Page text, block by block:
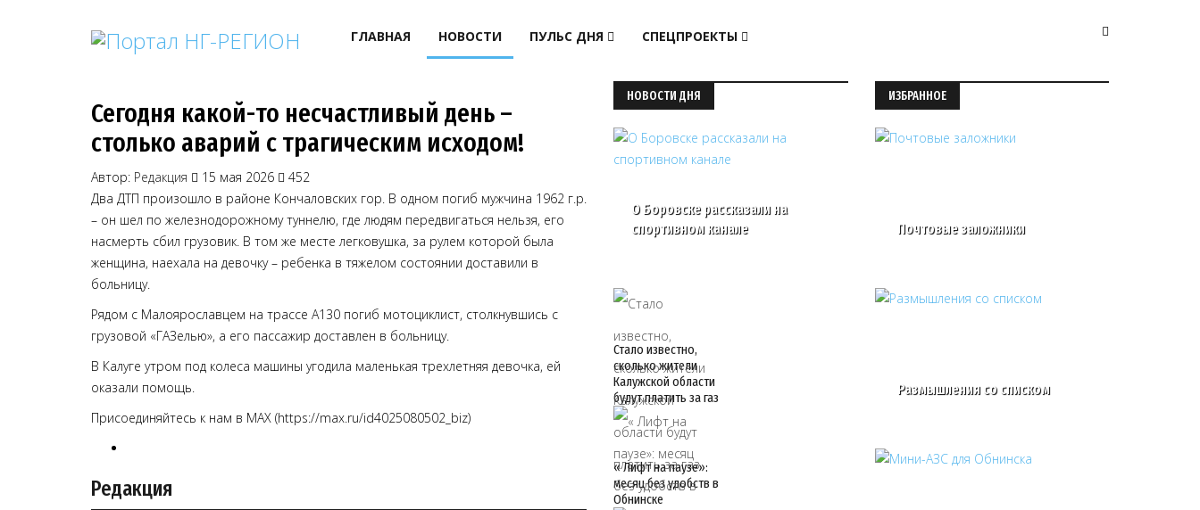
ГЛАВНАЯ НОВОСТИ ПУЛЬС ДНЯ СПЕЦПРОЕКТЫ
Сегодня какой-то несчастливый день –
столько аварий с трагическим исходом!
Автор: Редакция 15 мая 2026
452
Два ДТП произошло в районе Кончаловских гор. В одном погиб мужчина 1962 г.р.
– он шел по железнодорожному туннелю, где людям передвигаться нельзя, его
насмерть сбил грузовик. В том же месте легковушка, за рулем которой была
женщина, наехала на девочку – ребенка в тяжелом состоянии доставили в
больницу.
Рядом с Малоярославцем на трассе А130 погиб мотоциклист, столкнувшись с
грузовой «ГАЗелью», а его пассажир доставлен в больницу.
В Калуге утром под колеса машины угодила маленькая трехлетняя девочка, ей
оказали помощь.
Присоединяйтесь к нам в MAX (https://max.ru/id4025080502_biz)
Редакция
НОВОСТИ ДНЯ
О Боровске рассказали на
спортивном канале
Стало известно,
сколько жители
Калужской области
будут платить за газ
« Лифт на паузе»:
месяц без удобств в
Обнинске
ИЗБРАННОЕ
Почтовые заложники
Размышления со списком